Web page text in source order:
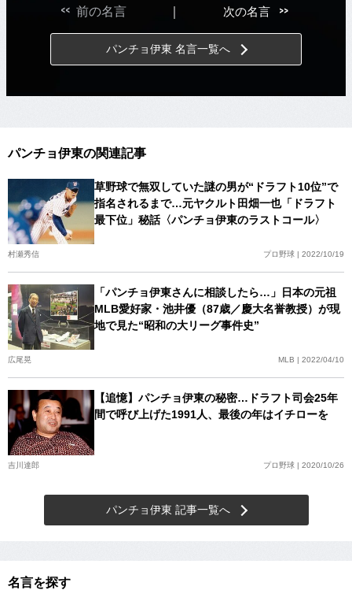
<< 前の名言 次の名言 >>
パンチョ伊東 名言一覧へ
パンチョ伊東の関連記事
草野球で無双していた謎の男が“ドラフト10位”で
指名されるまで…元ヤクルト田畑一也「ドラフト
最下位」秘話〈パンチョ伊東のラストコール〉
村瀬秀信 プロ野球 | 2022/10/19
「パンチョ伊東さんに相談したら…」日本の元祖
MLB愛好家・池井優（87歳／慶大名誉教授）が現
地で見た“昭和の大リーグ事件史”
広尾晃 MLB | 2022/04/10
【追憶】パンチョ伊東の秘密…ドラフト司会25年
間で呼び上げた1991人、最後の年はイチローを
吉川達郎 プロ野球 | 2020/10/26
パンチョ伊東 記事一覧へ
名言を探す